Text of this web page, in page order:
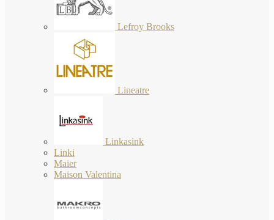
Lefroy Brooks
Lineatre
Linkasink
Linki
Maier
Maison Valentina